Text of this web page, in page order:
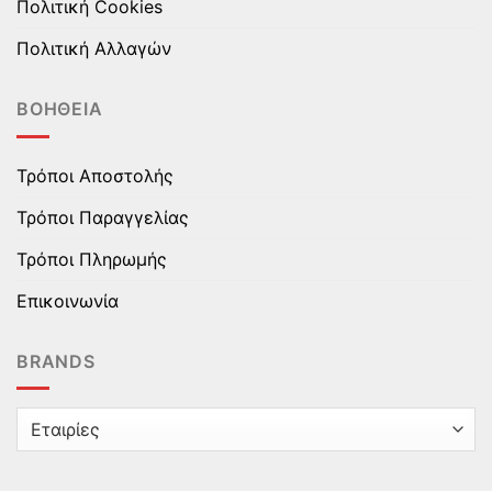
Πολιτική Cookies
Πολιτική Αλλαγών
ΒΟΉΘΕΙΑ
Τρόποι Αποστολής
Τρόποι Παραγγελίας
Τρόποι Πληρωμής
Επικοινωνία
BRANDS